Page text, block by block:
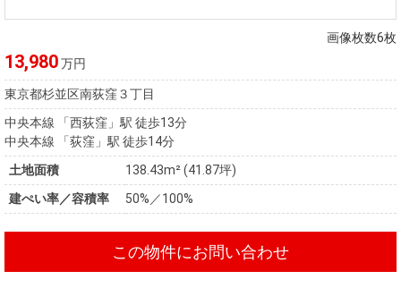
税金の本
（電子ブ
ック）
画像枚数6枚
13,980万円
東京都杉並区南荻窪３丁目
中央本線 「西荻窪」駅 徒歩13分
中央本線 「荻窪」駅 徒歩14分
土地面積
138.43m² (41.87坪)
建ぺい率／容積率
50%／100%
この物件にお問い合わせ